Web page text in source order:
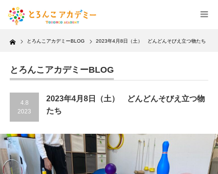
Home とろんこアカデミーBLOG 2023年4月8日（土） どんどんそびえ立つ物たち
とろんこアカデミーBLOG
4.8
2023
2023年4月8日（土） どんどんそびえ立つ物
たち